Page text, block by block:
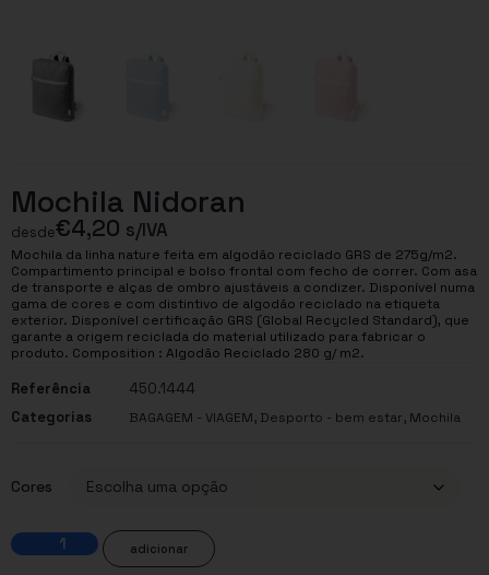
Mochila Nidoran
desde€4,20 s/IVA
Mochila da linha nature feita em algodão reciclado GRS de 275g/m2.
Compartimento principal e bolso frontal com fecho de correr. Com asa
de transporte e alças de ombro ajustáveis a condizer. Disponível numa
gama de cores e com distintivo de algodão reciclado na etiqueta
exterior. Disponível certificação GRS (Global Recycled Standard), que
garante a origem reciclada do material utilizado para fabricar o
produto. Composition : Algodão Reciclado 280 g/ m2.
Referência
450.1444
Categorias
BAGAGEM - VIAGEM, Desporto - bem estar, Mochila
Cores
adicionar